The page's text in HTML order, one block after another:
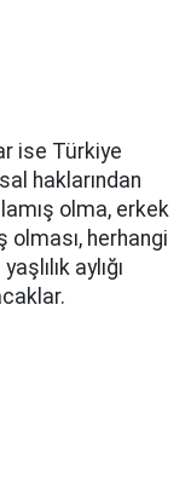
ise Türkiye
haklarından
olma, erkek
olması, herhangi
aylığı